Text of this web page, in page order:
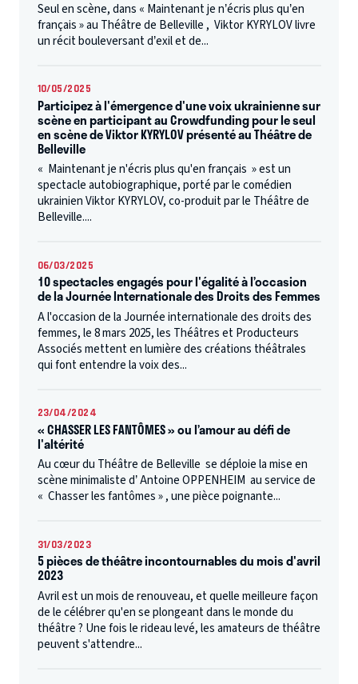
Seul en scène, dans « Maintenant je n’écris plus qu’en
français » au Théâtre de Belleville , Viktor KYRYLOV livre
un récit bouleversant d’exil et de...
10/05/2025
Participez à l'émergence d'une voix ukrainienne sur
scène en participant au Crowdfunding pour le seul
en scène de Viktor KYRYLOV présenté au Théâtre de
Belleville
« Maintenant je n'écris plus qu'en français » est un
spectacle autobiographique, porté par le comédien
ukrainien Viktor KYRYLOV, co-produit par le Théâtre de
Belleville....
06/03/2025
10 spectacles engagés pour l'égalité à l’occasion
de la Journée Internationale des Droits des Femmes
A l'occasion de la Journée internationale des droits des
femmes, le 8 mars 2025, les Théâtres et Producteurs
Associés mettent en lumière des créations théâtrales
qui font entendre la voix des...
23/04/2024
« CHASSER LES FANTÔMES » ou l’amour au défi de
l'altérité
Au cœur du Théâtre de Belleville se déploie la mise en
scène minimaliste d’ Antoine OPPENHEIM au service de
« Chasser les fantômes » , une pièce poignante...
31/03/2023
5 pièces de théâtre incontournables du mois d'avril
2023
Avril est un mois de renouveau, et quelle meilleure façon
de le célébrer qu'en se plongeant dans le monde du
théâtre ? Une fois le rideau levé, les amateurs de théâtre
peuvent s'attendre...